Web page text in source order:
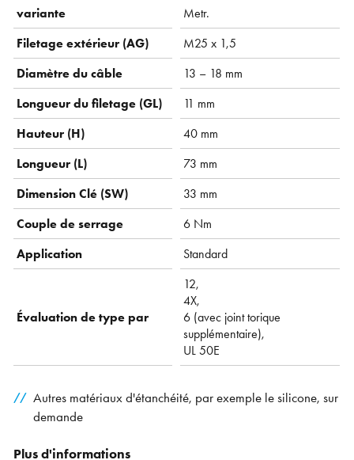
variante
Metr.
Filetage extérieur (AG)
M25 x 1,5
Diamètre du câble
13 – 18 mm
Longueur du filetage (GL)
11 mm
Hauteur (H)
40 mm
Longueur (L)
73 mm
Dimension Clé (SW)
33 mm
Couple de serrage
6 Nm
Application
Standard
Évaluation de type par
12,
4X,
6 (avec joint torique
supplémentaire),
UL 50E
Autres matériaux d'étanchéité, par exemple le silicone, sur
demande
Plus d'informations